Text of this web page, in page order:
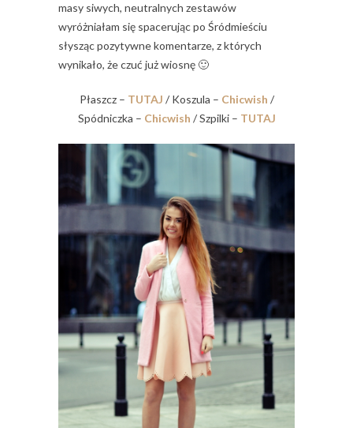
masy siwych, neutralnych zestawów
wyróżniałam się spacerując po Śródmieściu
słysząc pozytywne komentarze, z których
wynikało, że czuć już wiosnę 🙂
Płaszcz – TUTAJ / Koszula – Chicwish /
Spódniczka – Chicwish / Szpilki – TUTAJ